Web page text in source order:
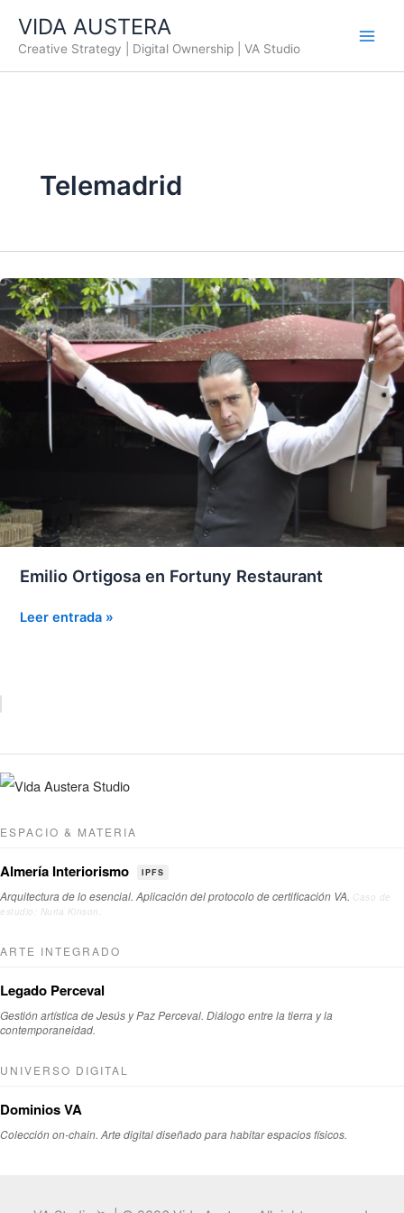
contenido
VIDA AUSTERA
Creative Strategy | Digital Ownership | VA Studio
Telemadrid
Emilio Ortigosa en Fortuny Restaurant
Emilio
Leer entrada »
ESPACIO & MATERIA
Almería Interiorismo IPFS
Arquitectura de lo esencial. Aplicación del protocolo de certificación VA. Caso de
estudio: Nuria Kinson.
ARTE INTEGRADO
Legado Perceval
Gestión artística de Jesús y Paz Perceval. Diálogo entre la tierra y la
contemporaneidad.
UNIVERSO DIGITAL
Dominios VA
Colección on-chain. Arte digital diseñado para habitar espacios físicos.